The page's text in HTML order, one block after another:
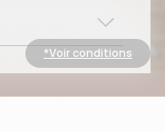
*Voir conditions